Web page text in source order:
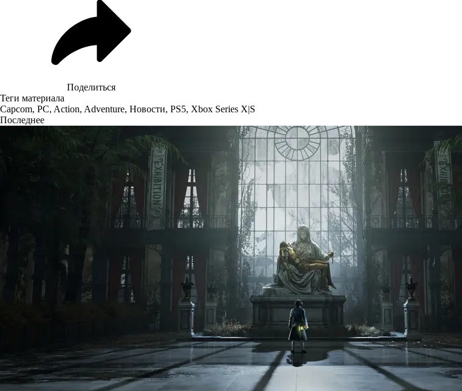
Поделиться
Теги материала
Capcom, PC, Action, Adventure, Новости, PS5, Xbox Series X|S
Последнее